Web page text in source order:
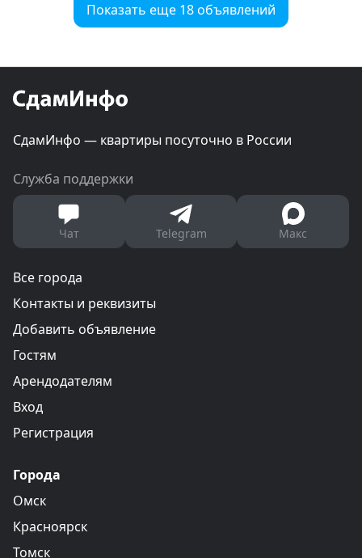
Показать еще 18 объявлений
СдамИнфо — квартиры посуточно в России
Служба поддержки
Чат Telegram Макс
Все города
Контакты и реквизиты
Добавить объявление
Гостям
Арендодателям
Вход
Регистрация
Города
Омск
Красноярск
Томск